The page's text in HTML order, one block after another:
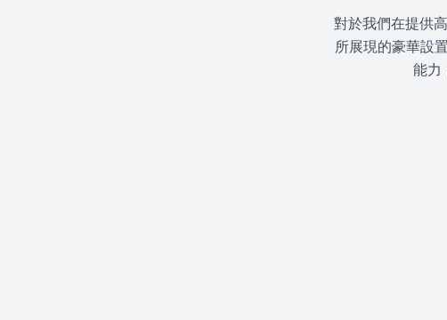
對於我們在提供
所展現的豪華設
能力